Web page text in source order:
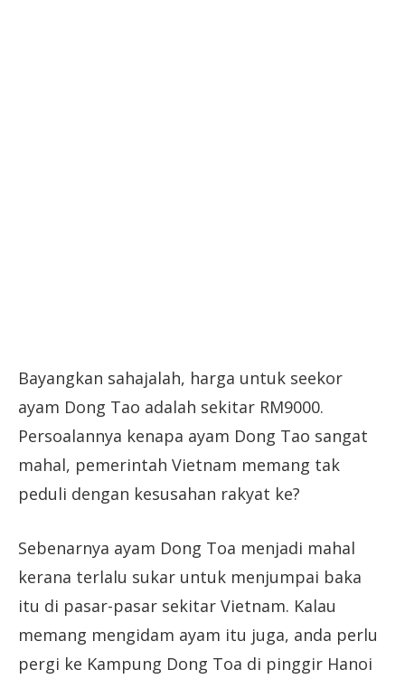
Bayangkan sahajalah, harga untuk seekor
ayam Dong Tao adalah sekitar RM9000.
Persoalannya kenapa ayam Dong Tao sangat
mahal, pemerintah Vietnam memang tak
peduli dengan kesusahan rakyat ke?
Sebenarnya ayam Dong Toa menjadi mahal
kerana terlalu sukar untuk menjumpai baka
itu di pasar-pasar sekitar Vietnam. Kalau
memang mengidam ayam itu juga, anda perlu
pergi ke Kampung Dong Toa di pinggir Hanoi